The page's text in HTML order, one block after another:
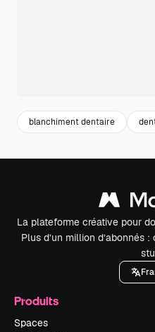
blanchiment dentaire
La plateforme créative pour
Plus d’un million d’abonnés
Produits
Spaces